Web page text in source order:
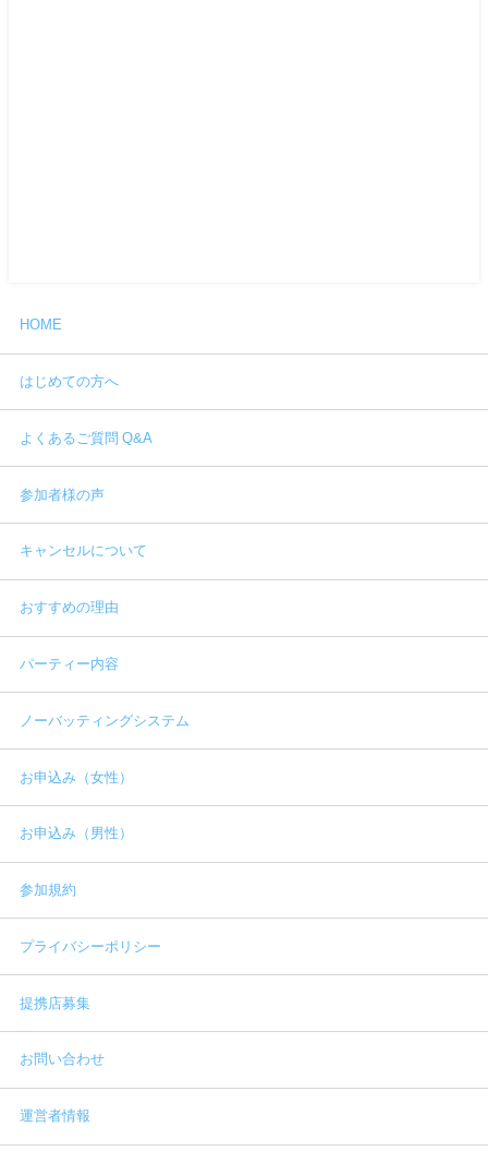
HOME
はじめての方へ
よくあるご質問 Q&A
参加者様の声
キャンセルについて
おすすめの理由
パーティー内容
ノーバッティングシステム
お申込み（女性）
お申込み（男性）
参加規約
プライバシーポリシー
提携店募集
お問い合わせ
運営者情報